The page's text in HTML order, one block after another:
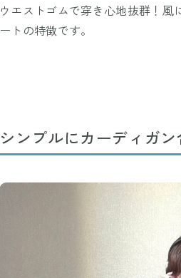
ウエストゴムで穿き心地抜群！
ートの特徴です。
シンプルにカーディガン